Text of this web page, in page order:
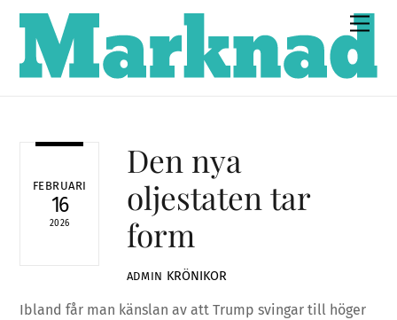
Skip
content
FEBRUARI
16
2026
Den nya
oljestaten tar
form
ADMIN KRÖNIKOR
Ibland får man känslan av att Trump svingar till höger